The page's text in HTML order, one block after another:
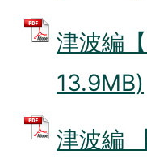
津波編
13.9MB)
津波編